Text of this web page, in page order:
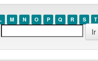
M N O P Q R S T